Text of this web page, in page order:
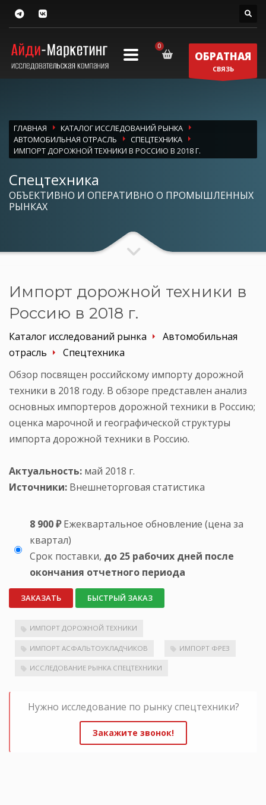
ОБРАТНАЯ
СВЯЗЬ
ГЛАВНАЯ
КАТАЛОГ ИССЛЕДОВАНИЙ РЫНКА
АВТОМОБИЛЬНАЯ ОТРАСЛЬ
СПЕЦТЕХНИКА
ИМПОРТ ДОРОЖНОЙ ТЕХНИКИ В РОССИЮ В 2018 Г.
Спецтехника
ОБЪЕКТИВНО И ОПЕРАТИВНО О ПРОМЫШЛЕННЫХ
РЫНКАХ
Импорт дорожной техники в
Россию в 2018 г.
Каталог исследований рынка
Автомобильная
отрасль
Спецтехника
Обзор посвящен российскому импорту дорожной
техники в 2018 году. В обзоре представлен анализ
основных импортеров дорожной техники в Россию;
оценка марочной и географической структуры
импорта дорожной техники в Россию.
Актуальность: май 2018 г.
Источники: Внешнеторговая статистика
8 900 ₽ Ежеквартальное обновление (цена за
квартал)
Срок поставки, до 25 рабочих дней после
окончания отчетного периода
ЗАКАЗАТЬ БЫСТРЫЙ ЗАКАЗ
ИМПОРТ ДОРОЖНОЙ ТЕХНИКИ
ИМПОРТ АСФАЛЬТОУКЛАДЧИКОВ ИМПОРТ ФРЕЗ
ИССЛЕДОВАНИЕ РЫНКА СПЕЦТЕХНИКИ
Нужно исследование по рынку спецтехники?
Закажите звонок!